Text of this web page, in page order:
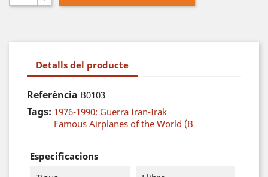
Detalls del producte
Referència B0103
Tags: 1976-1990: Guerra Iran-Irak
Famous Airplanes of the World (B
Especificacions